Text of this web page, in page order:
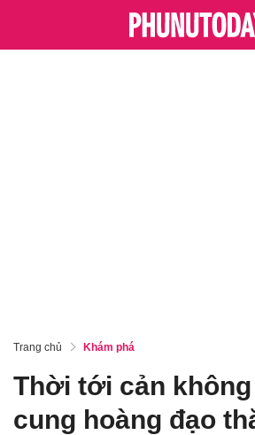
Trang chủ Khám phá
Thời tới cản
cung hoàng đạo